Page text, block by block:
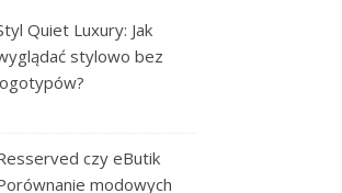
Quiet Luxury: Jak
stylowo bez
czy eButik
modowych